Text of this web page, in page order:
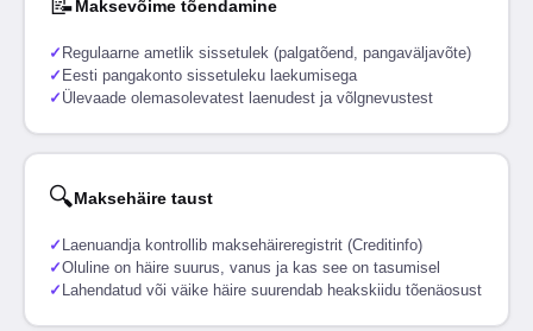
Maksevõime tõendamine
✓ Regulaarne ametlik sissetulek (palgatõend, pangaväljavõte)
✓ Eesti pangakonto sissetuleku laekumisega
✓ Ülevaade olemasolevatest laenudest ja võlgnevustest
🔍Maksehäire taust
✓ Laenuandja kontrollib maksehäireregistrit (Creditinfo)
✓Oluline on häire suurus, vanus ja kas see on tasumisel
✓ Lahendatud või väike häire suurendab heakskiidu tõenäosust